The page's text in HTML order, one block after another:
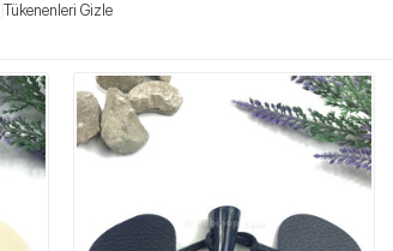
Tükenenleri Gizle